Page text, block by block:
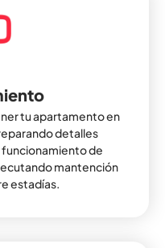
tu apartamento en
detalles
de
mantención
estadías.